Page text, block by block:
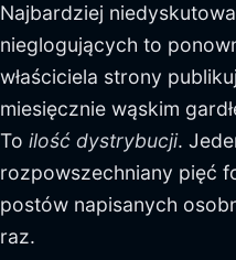
Najbardziej
nieglogujących to
właściciela strony
miesięcznie wąskim
To ilość dystrybucji.
rozpowszechniany pięć
postów napisanych
raz.